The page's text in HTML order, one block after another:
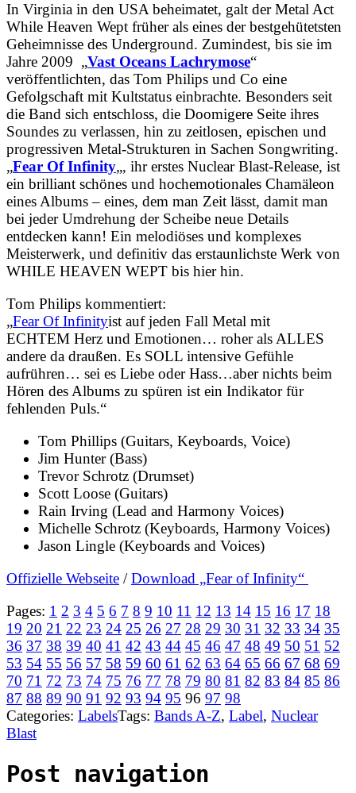
In Virginia in den USA beheimatet, galt der Metal Act
While Heaven Wept früher als eines der bestgehütetsten
Geheimnisse des Underground. Zumindest, bis sie im
Jahre 2009 „Vast Oceans Lachrymose“
veröffentlichten, das Tom Philips und Co eine
Gefolgschaft mit Kultstatus einbrachte. Besonders seit
die Band sich entschloss, die Doomigere Seite ihres
Soundes zu verlassen, hin zu zeitlosen, epischen und
progressiven Metal-Strukturen in Sachen Songwriting.
„Fear Of Infinity„, ihr erstes Nuclear Blast-Release, ist
ein brilliant schönes und hochemotionales Chamäleon
eines Albums – eines, dem man Zeit lässt, damit man
bei jeder Umdrehung der Scheibe neue Details
entdecken kann! Ein melodiöses und komplexes
Meisterwerk, und definitiv das erstaunlichste Werk von
WHILE HEAVEN WEPT bis hier hin.
Tom Philips kommentiert:
„Fear Of Infinityist auf jeden Fall Metal mit
ECHTEM Herz und Emotionen… roher als ALLES
andere da draußen. Es SOLL intensive Gefühle
aufrühren… sei es Liebe oder Hass…aber nichts beim
Hören des Albums zu spüren ist ein Indikator für
fehlenden Puls.“
Tom Phillips (Guitars, Keyboards, Voice)
Jim Hunter (Bass)
Trevor Schrotz (Drumset)
Scott Loose (Guitars)
Rain Irving (Lead and Harmony Voices)
Michelle Schrotz (Keyboards, Harmony Voices)
Jason Lingle (Keyboards and Voices)
Offizielle Webseite /Download „Fear of Infinity“
Pages: 1 2 3 4 5 6 7 8 9 10 11 12 13 14 15 16 17 18
19 20 21 22 23 24 25 26 27 28 29 30 31 32 33 34 35
36 37 38 39 40 41 42 43 44 45 46 47 48 49 50 51 52
53 54 55 56 57 58 59 60 61 62 63 64 65 66 67 68 69
70 71 72 73 74 75 76 77 78 79 80 81 82 83 84 85 86
87 88 89 90 91 92 93 94 95 96 97 98
Categories: LabelsTags: Bands A-Z, Label, Nuclear
Blast
Post navigation